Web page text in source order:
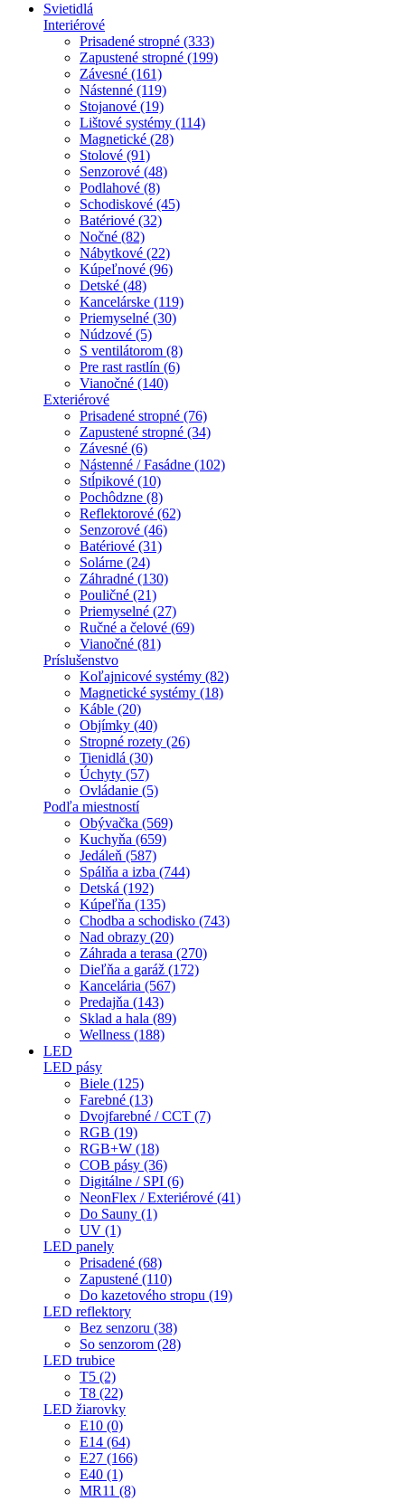
Svietidlá
Interiérové
Prisadené stropné (333)
Zapustené stropné (199)
Závesné (161)
Nástenné (119)
Stojanové (19)
Lištové systémy (114)
Magnetické (28)
Stolové (91)
Senzorové (48)
Podlahové (8)
Schodiskové (45)
Batériové (32)
Nočné (82)
Nábytkové (22)
Kúpeľnové (96)
Detské (48)
Kancelárske (119)
Priemyselné (30)
Núdzové (5)
S ventilátorom (8)
Pre rast rastlín (6)
Vianočné (140)
Exteriérové
Prisadené stropné (76)
Zapustené stropné (34)
Závesné (6)
Nástenné / Fasádne (102)
Stĺpikové (10)
Pochôdzne (8)
Reflektorové (62)
Senzorové (46)
Batériové (31)
Solárne (24)
Záhradné (130)
Pouličné (21)
Priemyselné (27)
Ručné a čelové (69)
Vianočné (81)
Príslušenstvo
Koľajnicové systémy (82)
Magnetické systémy (18)
Káble (20)
Objímky (40)
Stropné rozety (26)
Tienidlá (30)
Úchyty (57)
Ovládanie (5)
Podľa miestností
Obývačka (569)
Kuchyňa (659)
Jedáleň (587)
Spálňa a izba (744)
Detská (192)
Kúpeľňa (135)
Chodba a schodisko (743)
Nad obrazy (20)
Záhrada a terasa (270)
Dieľňa a garáž (172)
Kancelária (567)
Predajňa (143)
Sklad a hala (89)
Wellness (188)
LED
LED pásy
Biele (125)
Farebné (13)
Dvojfarebné / CCT (7)
RGB (19)
RGB+W (18)
COB pásy (36)
Digitálne / SPI (6)
NeonFlex / Exteriérové (41)
Do Sauny (1)
UV (1)
LED panely
Prisadené (68)
Zapustené (110)
Do kazetového stropu (19)
LED reflektory
Bez senzoru (38)
So senzorom (28)
LED trubice
T5 (2)
T8 (22)
LED žiarovky
E10 (0)
E14 (64)
E27 (166)
E40 (1)
MR11 (8)